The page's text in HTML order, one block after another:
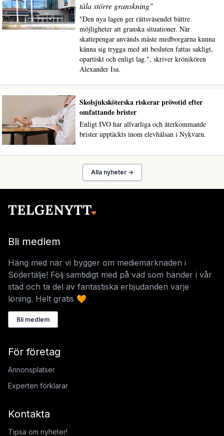
tåla större granskning"
"Den nya lagen ger rättsväsendet bättre
möjligheter att granska situationer. När
skattepengar används måste medborgarna kunna
känna sig trygga med att besluten fattas sakligt,
opartiskt och enligt lag.", skriver krönikören
Alexander Isa.
Skolsjuksköterska riskerar prövotid efter
omfattande brister
Enligt IVO har allvarliga och återkommande
brister upptäckts inom elevhälsan i Nykvarn.
Alla nyheter →
Bli medlem
Häng med när vi bygger om mediemarknaden i
Södertälje! Följ samtidigt med på vad som händer i vår
stad och ta del av fantastiska erbjudanden varje
löning. Helt gratis 🧡
Bli medlem
För företag
Annonsplatser
Experten förklarar
Kontakta
Tipsa om nyheter!